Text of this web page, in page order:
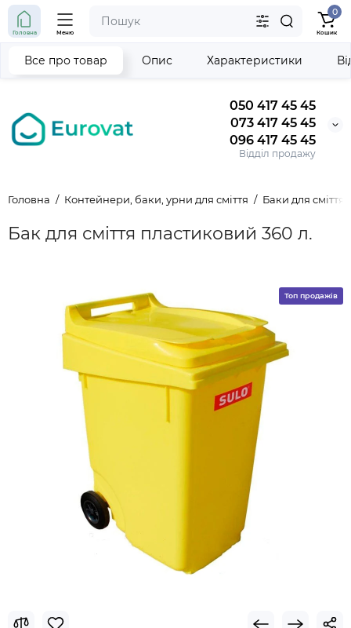
050 417 45 45
073 417 45 45
096 417 45 45
Відділ продажу
Головна Меню
0
Кошик
Головна Контейнери, баки, урни для сміття Баки для сміття
Бак для сміття пластиковий 360 л.
Все про товар Опис Характеристики
Топ продажів